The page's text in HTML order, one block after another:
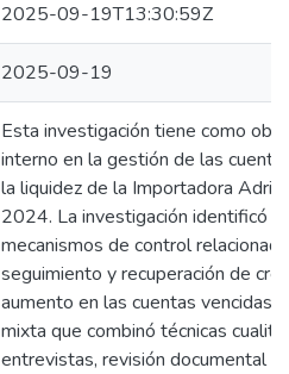
2025-09-19T13:30:59Z
2025-09-19
Esta investigación tiene como
interno en la gestión de las
la liquidez de la Importadora
2024. La investigación identificó
mecanismos de control
seguimiento y recuperación de
aumento en las cuentas
mixta que combinó técnicas
entrevistas, revisión documental